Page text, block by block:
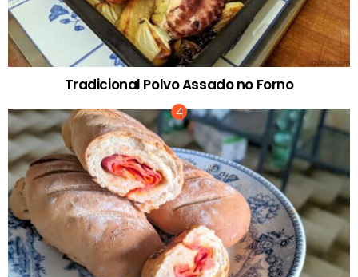
Tradicional Polvo Assado no Forno